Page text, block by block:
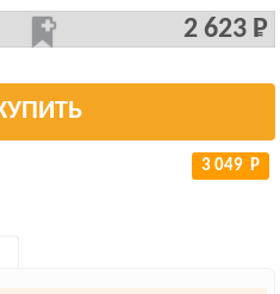
2 623 Р
3 049 Р